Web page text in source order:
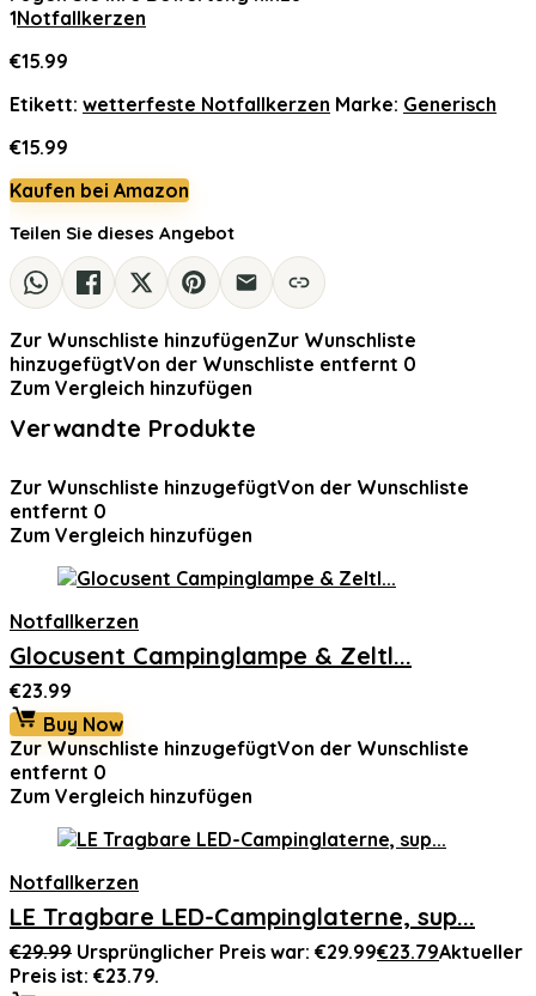
1Notfallkerzen
€15.99
Etikett: wetterfeste Notfallkerzen Marke: Generisch
€15.99
Kaufen bei Amazon
Teilen Sie dieses Angebot
Zur Wunschliste hinzufügenZur Wunschliste
hinzugefügtVon der Wunschliste entfernt 0
Zum Vergleich hinzufügen
Verwandte Produkte
Zur Wunschliste hinzugefügtVon der Wunschliste
entfernt 0
Zum Vergleich hinzufügen
Notfallkerzen
Glocusent Campinglampe & Zeltl...
€23.99
Buy Now
Zur Wunschliste hinzugefügtVon der Wunschliste
entfernt 0
Zum Vergleich hinzufügen
Notfallkerzen
LE Tragbare LED-Campinglaterne, sup...
€29.99 Ursprünglicher Preis war: €29.99€23.79Aktueller
Preis ist: €23.79.